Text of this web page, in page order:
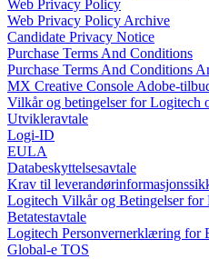
Web Privacy Policy
Web Privacy Policy Archive
Candidate Privacy Notice
Purchase Terms And Conditions
Purchase Terms And Conditions
MX Creative Console Adobe-
Vilkår og betingelser for Logitech
Utvikleravtale
Logi-ID
EULA
Databeskyttelsesavtale
Krav til
Logitech Vilkår og Betingelser for
Betatestavtale
Logitech Personvernerklæring for
Global-e TOS